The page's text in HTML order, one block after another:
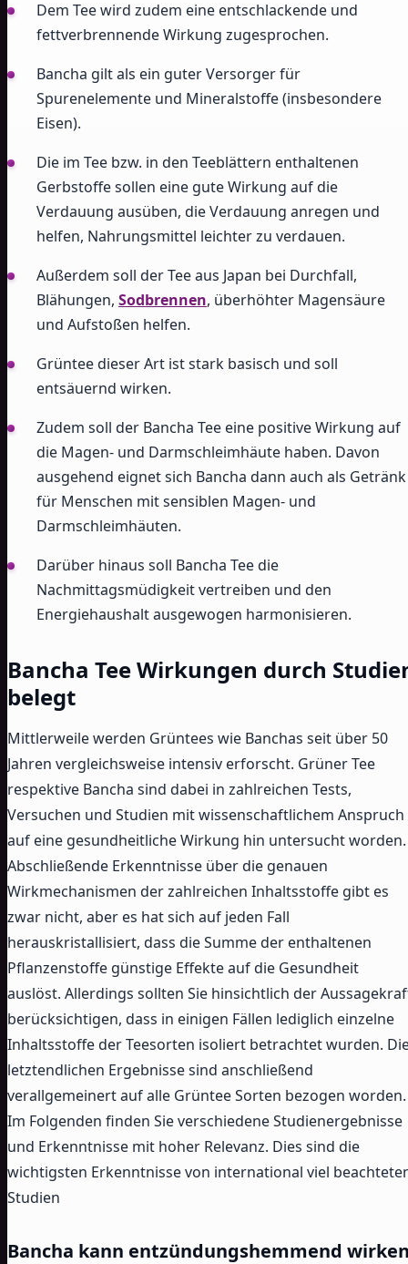
Dem Tee wird zudem eine entschlackende und
fettverbrennende Wirkung zugesprochen.
Bancha gilt als ein guter Versorger für
Spurenelemente und Mineralstoffe (insbesondere
Eisen).
Die im Tee bzw. in den Teeblättern enthaltenen
Gerbstoffe sollen eine gute Wirkung auf die
Verdauung ausüben, die Verdauung anregen und
helfen, Nahrungsmittel leichter zu verdauen.
Außerdem soll der Tee aus Japan bei Durchfall,
Blähungen, Sodbrennen, überhöhter Magensäure
und Aufstoßen helfen.
Grüntee dieser Art ist stark basisch und soll
entsäuernd wirken.
Zudem soll der Bancha Tee eine positive Wirkung auf
die Magen- und Darmschleimhäute haben. Davon
ausgehend eignet sich Bancha dann auch als Getränk
für Menschen mit sensiblen Magen- und
Darmschleimhäuten.
Darüber hinaus soll Bancha Tee die
Nachmittagsmüdigkeit vertreiben und den
Energiehaushalt ausgewogen harmonisieren.
Bancha Tee Wirkungen durch
belegt
Mittlerweile werden Grüntees wie Banchas seit über 50
Jahren vergleichsweise intensiv erforscht. Grüner Tee
respektive Bancha sind dabei in zahlreichen Tests,
Versuchen und Studien mit wissenschaftlichem Anspruch
auf eine gesundheitliche Wirkung hin untersucht worden.
Abschließende Erkenntnisse über die genauen
Wirkmechanismen der zahlreichen Inhaltsstoffe gibt es
zwar nicht, aber es hat sich auf jeden Fall
herauskristallisiert, dass die Summe der enthaltenen
Pflanzenstoffe günstige Effekte auf die Gesundheit
auslöst. Allerdings sollten Sie hinsichtlich der
berücksichtigen, dass in einigen Fällen lediglich einzelne
Inhaltsstoffe der Teesorten isoliert betrachtet wurden.
letztendlichen Ergebnisse sind anschließend
verallgemeinert auf alle Grüntee Sorten bezogen worden.
Im Folgenden finden Sie verschiedene Studienergebnisse
und Erkenntnisse mit hoher Relevanz. Dies sind die
wichtigsten Erkenntnisse von international viel
Studien
Bancha kann entzündungshemmend